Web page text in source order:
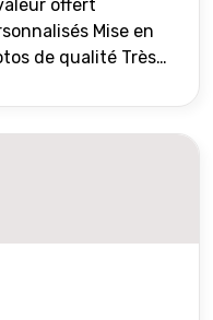
Mise en
de qualité Très
des
financiers
Inter agence